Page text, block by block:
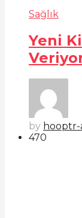
Sağlık
Yeni
by
470